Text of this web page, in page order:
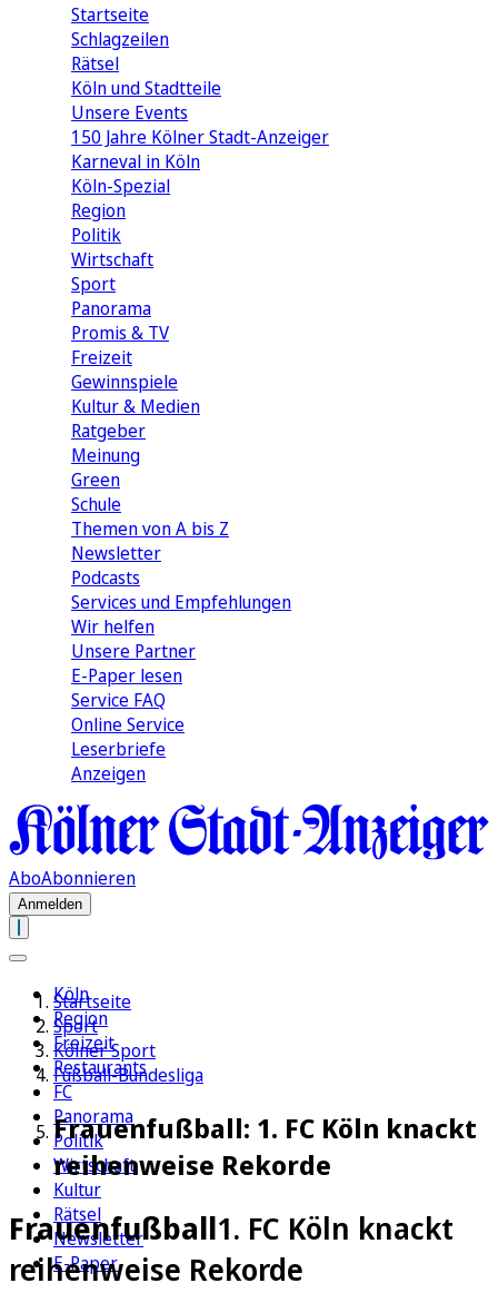
Startseite
Schlagzeilen
Rätsel
Köln und Stadtteile
Unsere Events
150 Jahre Kölner Stadt-Anzeiger
Karneval in Köln
Köln-Spezial
Region
Politik
Wirtschaft
Sport
Panorama
Promis & TV
Freizeit
Gewinnspiele
Kultur & Medien
Ratgeber
Meinung
Green
Schule
Themen von A bis Z
Newsletter
Podcasts
Services und Empfehlungen
Wir helfen
Unsere Partner
E-Paper lesen
Service FAQ
Online Service
Leserbriefe
Anzeigen
AboAbonnieren
Anmelden
Köln
Region
Freizeit
Restaurants
FC
Panorama
Politik
Wirtschaft
Kultur
Rätsel
Newsletter
E-Paper
Startseite
Sport
Kölner Sport
Fußball-Bundesliga
Frauenfußball: 1. FC Köln knackt
reihenweise Rekorde
Frauenfußball1. FC Köln knackt
reihenweise Rekorde